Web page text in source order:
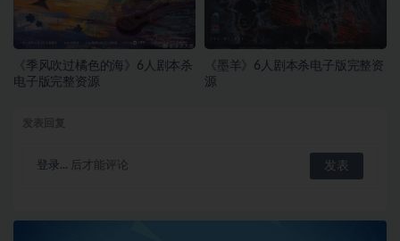
《季风吹过橘色的海》6人剧本杀
电子版完整资源
《墨羊》6人剧本杀电子版完整资
源
登录... 后才能评论